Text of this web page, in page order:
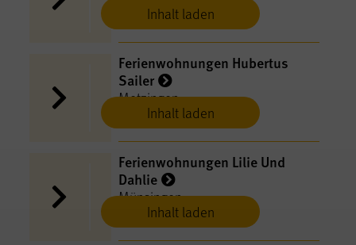
Inhalt laden
Inhalt laden
Ferienwohnungen Hubertus
Sailer
Metzingen
Inhalt laden
Ferienwohnungen Lilie Und
Dahlie
Münsingen